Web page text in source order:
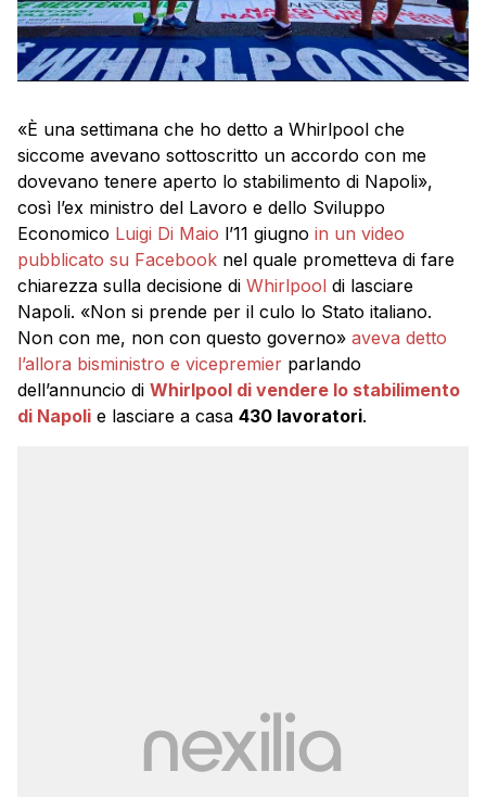
«È una settimana che ho detto a Whirlpool che
siccome avevano sottoscritto un accordo con me
dovevano tenere aperto lo stabilimento di Napoli»,
così l’ex ministro del Lavoro e dello Sviluppo
Economico Luigi Di Maio l’11 giugno in un video
pubblicato su Facebook nel quale prometteva di fare
chiarezza sulla decisione di Whirlpool di lasciare
Napoli. «Non si prende per il culo lo Stato italiano.
Non con me, non con questo governo» aveva detto
l’allora bisministro e vicepremier parlando
dell’annuncio di Whirlpool di vendere lo stabilimento
di Napoli e lasciare a casa 430 lavoratori.